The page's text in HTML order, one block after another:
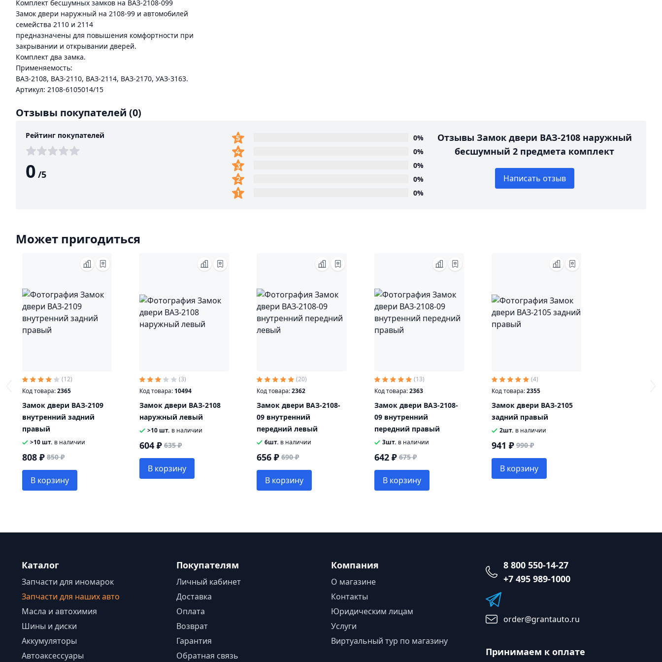
Комплект бесшумных замков на ВАЗ-2108-099
Замок двери наружный на 2108-99 и автомобилей
семейства 2110 и 2114
предназначены для повышения комфортности при
закрывании и открывании дверей.
Комплект два замка.
Применяемость:
ВАЗ-2108, ВАЗ-2110, ВАЗ-2114, ВАЗ-2170, УАЗ-3163.
Артикул: 2108-6105014/15
Отзывы покупателей (0)
Рейтинг покупателей
0 /5
0%
0%
0%
0%
0%
Отзывы Замок двери ВАЗ-2108 наружный
бесшумный 2 предмета комплект
Написать отзыв
Может пригодиться
(12)
Код товара:2365
Замок двери ВАЗ-2109
внутренний задний
правый
>10 шт. в наличии
808 ₽ 850 ₽
В корзину
(3)
Код товара: 10494
Замок двери ВАЗ-2108
наружный левый
>10 шт. в наличии
604 ₽ 635 ₽
В корзину
(20)
Код товара:2362
Замок двери ВАЗ-2108-
09 внутренний
передний левый
6шт. в наличии
656 ₽ 690 ₽
В корзину
(13)
Код товара:2363
Замок двери ВАЗ-2108-
09 внутренний
передний правый
3шт. в наличии
642 ₽ 675 ₽
В корзину
(4)
Код товара:2355
Замок двери ВАЗ-2105
задний правый
2шт. в наличии
941 ₽ 990 ₽
В корзину
Каталог
Запчасти для иномарок
Запчасти для наших авто
Масла и автохимия
Шины и диски
Аккумуляторы
Автоаксессуары
Покупателям
Личный кабинет
Доставка
Оплата
Возврат
Гарантия
Обратная связь
Компания
О магазине
Контакты
Юридическим лицам
Услуги
Виртуальный тур по магазину
8 800 550-14-27
+7 495 989-1000
order@grantauto.ru
Принимаем к оплате